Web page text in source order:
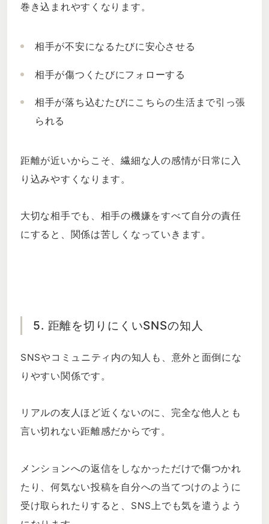
巻き込まれやすくなります。
相手が不安になるたびに安心させる
相手が傷つくたびにフォローする
相手が落ち込むたびにこちらの生活まで引っ張
られる
距離が近いからこそ、繊細な人の感情が日常に入
り込みやすくなります。
大切な相手でも、相手の機嫌をすべて自分の責任
にすると、関係は苦しくなっていきます。
5. 距離を切りにくいSNSの知人
SNSやコミュニティ内の知人も、意外と面倒にな
りやすい関係です。
リアルの友人ほど近くないのに、完全な他人とも
言い切れない距離感だからです。
メンションへの返信をしなかっただけで傷つかれ
たり、何気ない投稿を自分への当てつけのように
受け取られたりすると、SNS上でも気を遣うよう